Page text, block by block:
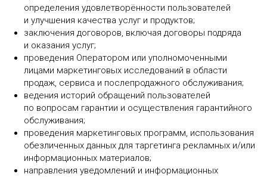
определения удовлетворённости пользователей
и улучшения качества услуг и продуктов;
заключения договоров, включая договоры подряда
и оказания услуг;
проведения Оператором или уполномоченными
лицами маркетинговых исследований в области
продаж, сервиса и послепродажного обслуживания;
ведения историй обращений пользователей
по вопросам гарантии и осуществления гарантийного
обслуживания;
проведения маркетинговых программ, использования
обезличенных данных для таргетинга рекламных и/или
информационных материалов;
направления уведомлений и информационных